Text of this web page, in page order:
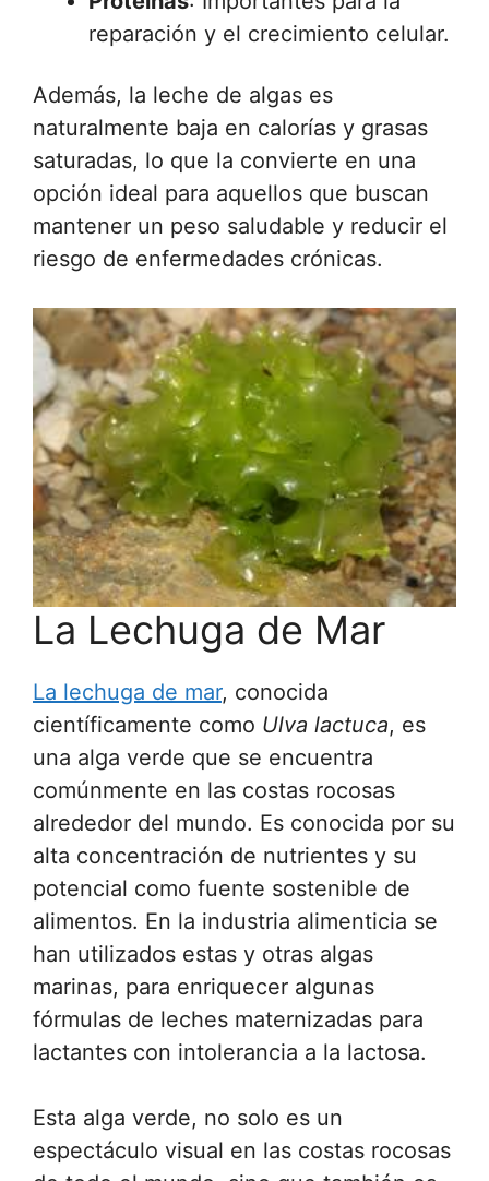
reparación y el crecimiento celular.
Además, la leche de algas es
naturalmente baja en calorías y grasas
saturadas, lo que la convierte en una
opción ideal para aquellos que buscan
mantener un peso saludable y reducir el
riesgo de enfermedades crónicas.
La Lechuga de Mar
La lechuga de mar, conocida
científicamente como Ulva lactuca, es
una alga verde que se encuentra
comúnmente en las costas rocosas
alrededor del mundo. Es conocida por su
alta concentración de nutrientes y su
potencial como fuente sostenible de
alimentos. En la industria alimenticia se
han utilizados estas y otras algas
marinas, para enriquecer algunas
fórmulas de leches maternizadas para
lactantes con intolerancia a la lactosa.
Esta alga verde, no solo es un
espectáculo visual en las costas rocosas